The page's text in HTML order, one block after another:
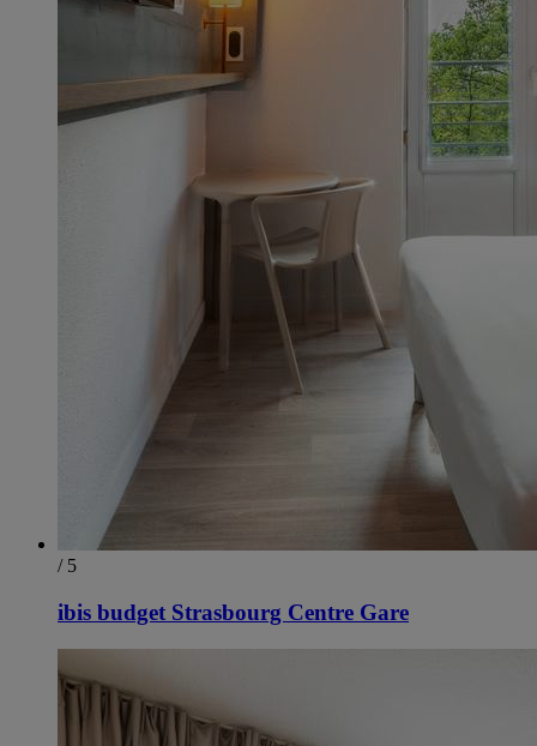
/ 5
ibis budget Strasbourg Centre Gare